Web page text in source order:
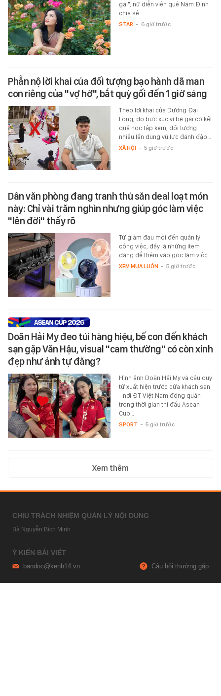
gái", nữ diễn viên quê Nam Định
chia sẻ.
STAR - 6 giờ trước
Phẫn nộ lời khai của đối tượng bạo hành dã man
con riêng của "vợ hờ", bắt quỳ gối đến 1 giờ sáng
Theo lời khai của Dương Đại
Long, do bức xúc vì bé gái có kết
quả học tập kém, đối tượng
nhiều lần dùng vũ lực đánh đập…
XÃ HỘI - 5 giờ trước
Dân văn phòng đang tranh thủ săn deal loạt món
này: Chỉ vài trăm nghìn nhưng giúp góc làm việc
"lên đời" thấy rõ
Từ giảm đau mỏi đến quản lý
công việc, đây là những item
đáng để thêm vào góc làm việc.
XEM MUA LUÔN - 5 giờ trước
Doãn Hải My đeo túi hàng hiệu, bế con đến khách
sạn gặp Văn Hậu, visual "cam thường" có còn xinh
đẹp như ảnh tự đăng?
Hình ảnh Doãn Hải My và cậu quý
tử xuất hiện trước cửa khách sạn
- nơi ĐT Việt Nam đóng quân
trong thời gian thi đấu Asean
Cup…
SPORT - 5 giờ trước
Xem thêm
CHỊU TRÁCH NHIỆM QUẢN LÝ NỘI DUNG
Bà Nguyễn Bích Minh
Ý KIẾN BÀI VIẾT
bandoc@kenh14.vn Câu hỏi thường gặp